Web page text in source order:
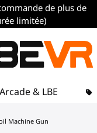
de plus de
limitée)
Arcade & LBE
Machine Gun